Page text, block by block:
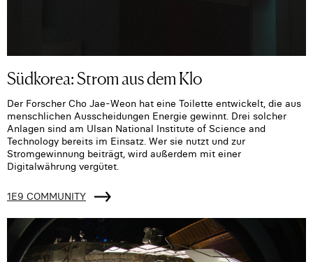
Südkorea: Strom aus dem Klo
Der Forscher Cho Jae-Weon hat eine Toilette entwickelt, die aus
menschlichen Ausscheidungen Energie gewinnt. Drei solcher
Anlagen sind am Ulsan National Institute of Science and
Technology bereits im Einsatz. Wer sie nutzt und zur
Stromgewinnung beiträgt, wird außerdem mit einer
Digitalwährung vergütet.
1E9 COMMUNITY